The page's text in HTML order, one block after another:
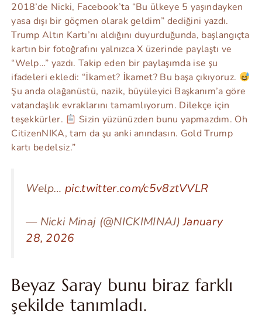
2018’de Nicki, Facebook’ta “Bu ülkeye 5 yaşındayken
yasa dışı bir göçmen olarak geldim” dediğini yazdı.
Trump Altın Kartı’nı aldığını duyurduğunda, başlangıçta
kartın bir fotoğrafını yalnızca X üzerinde paylaştı ve
“Welp…” yazdı. Takip eden bir paylaşımda ise şu
ifadeleri ekledi: “İkamet? İkamet? Bu başa çıkıyoruz.
Şu anda olağanüstü, nazik, büyüleyici Başkanım’a göre
vatandaşlık evraklarını tamamlıyorum. Dilekçe için
teşekkürler.
Sizin yüzünüzden bunu yapmazdım. Oh
CitizenNIKA, tam da şu anki anındasın. Gold Trump
kartı bedelsiz.”
Welp…pic.twitter.com/c5v8ztVVLR
— Nicki Minaj (@NICKIMINAJ)January
28, 2026
Beyaz Saray bunu biraz farklı
şekilde tanımladı.